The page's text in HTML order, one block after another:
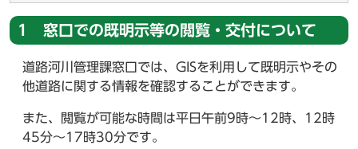
1 窓口での既明示等の閲覧・交付について
道路河川管理課窓口では、GISを利用して既明示やその
他道路に関する情報を確認することができます。
また、閲覧が可能な時間は平日午前9時～12時、12時
45分～17時30分です。